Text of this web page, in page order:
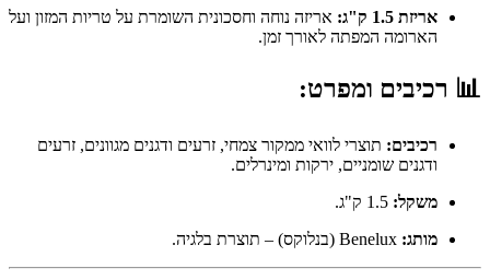
אריזת 1.5 ק"ג:
אריזה נוחה וחסכונית השומרת על טריות המזון ועל
הארומה המפתה לאורך זמן.
📊 רכיבים ומפרט:
רכיבים: תוצרי לוואי ממקור צמחי, זרעים ודגנים מגוונים, זרעים
ודגנים שומניים, ירקות ומינרלים.
משקל:
מותג: